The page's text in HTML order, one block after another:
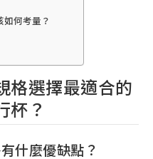
何考量？
格選擇最適合的
杯？
什麼優缺點？